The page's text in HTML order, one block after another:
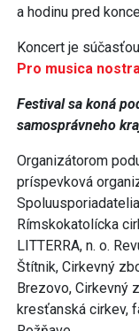
a hodinu pred
Koncert je
Pro musica
Festival sa koná
samosprávneho
Organizátorom
príspevková
Rímskokatolícka
LITTERRA, n. o.
Štítnik, Cirkevný
Brezovo, Cirkevný
kresťanská cirkev,